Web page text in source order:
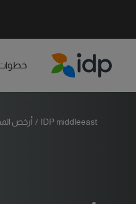
خطوات
IDP middleeast
/ أرخص